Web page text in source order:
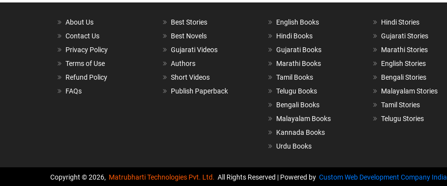
About Us
Contact Us
Privacy Policy
Terms of Use
Refund Policy
FAQs
Best Stories
Best Novels
Gujarati Videos
Authors
Short Videos
Publish Paperback
English Books
Hindi Books
Gujarati Books
Marathi Books
Tamil Books
Telugu Books
Bengali Books
Malayalam Books
Kannada Books
Urdu Books
Hindi Stories
Gujarati Stories
Marathi Stories
English Stories
Bengali Stories
Malayalam Stories
Tamil Stories
Telugu Stories
Copyright © 2026, Matrubharti Technologies Pvt. Ltd. All Rights Reserved | Powered by Custom Web Development Company India